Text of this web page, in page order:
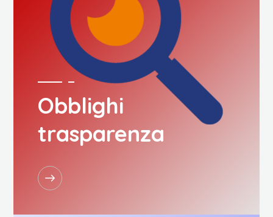
Obblighi
trasparenza